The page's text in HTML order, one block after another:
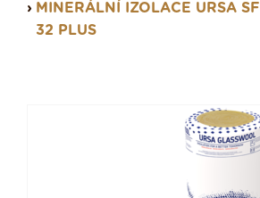
MINERÁLNÍ IZOLACE URSA SF
32 PLUS